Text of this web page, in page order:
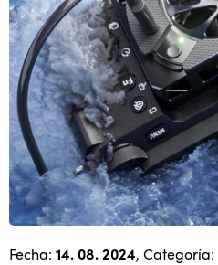
Fecha: 14. 08. 2024, Categoría: